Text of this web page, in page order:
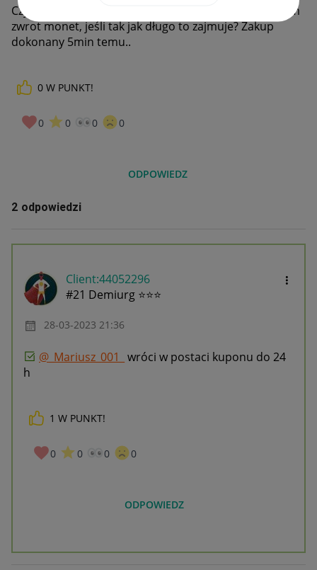
Czy po anulowaniu oplaconego zamówienia otrzymam
zwrot monet, jeśli tak jak długo to zajmuje? Zakup
dokonany 5min temu..
0 W PUNKT!
0 0 0 0
ODPOWIEDZ
2 odpowiedzi
Client:44052296
#21 Demiurg ⭐⭐⭐
‎28-03-2023 21:36
@_Mariusz_001_
wróci w postaci kuponu do 24
h
1 W PUNKT!
0 0 0 0
ODPOWIEDZ